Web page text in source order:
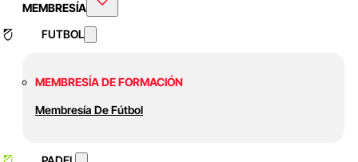
MEMBRESÍA
FUTBOL
MEMBRESÍA DE FORMACIÓN
Membresía De Fútbol